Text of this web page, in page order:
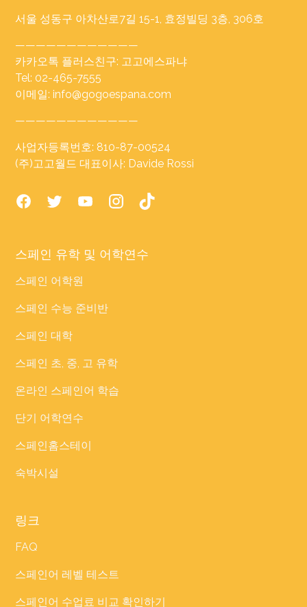
서울 성동구 아차산로7길 15-1, 효정빌딩 3층, 306호
————————————
카카오톡 플러스친구: 고고에스파냐
Tel: 02-465-7555
이메일: info@gogoespana.com
————————————
사업자등록번호: 810-87-00524
(주)고고월드 대표이사: Davide Rossi
스페인 유학 및 어학연수
스페인 어학원
스페인 수능 준비반
스페인 대학
스페인 초, 중, 고 유학
온라인 스페인어 학습
단기 어학연수
스페인홈스테이
숙박시설
링크
FAQ
스페인어 레벨 테스트
스페인어 수업료 비교 확인하기